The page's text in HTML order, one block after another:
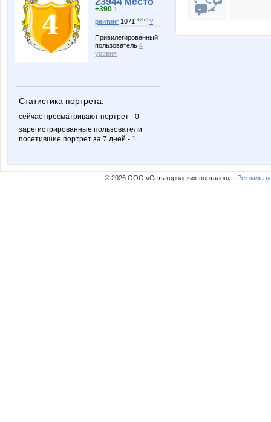
+390 ↑
рейтинг 1071 +25 ↑ ?
Привилегированный
пользователь 4
уровня
Статистика портрета:
сейчас просматривают портрет - 0
зарегистрированные пользователи
посетившие портрет за 7 дней - 1
© 2026 ООО «Сеть городских порталов» · Реклама